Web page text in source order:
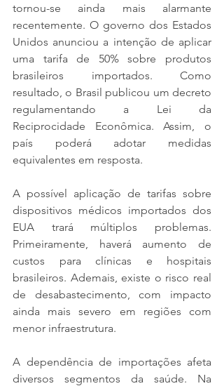
tornou-se ainda mais alarmante
recentemente. O governo dos Estados
Unidos anunciou a intenção de aplicar
uma tarifa de 50% sobre produtos
brasileiros importados. Como
resultado, o Brasil publicou um decreto
regulamentando a Lei da
Reciprocidade Econômica. Assim, o
país poderá adotar medidas
equivalentes em resposta.
A possível aplicação de tarifas sobre
dispositivos médicos importados dos
EUA trará múltiplos problemas.
Primeiramente, haverá aumento de
custos para clínicas e hospitais
brasileiros. Ademais, existe o risco real
de desabastecimento, com impacto
ainda mais severo em regiões com
menor infraestrutura.
A dependência de importações afeta
diversos segmentos da saúde. Na